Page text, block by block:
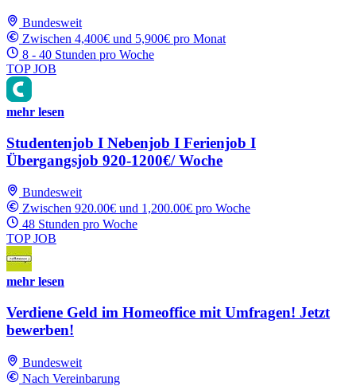
Bundesweit
Zwischen 4,400€ und 5,900€ pro Monat
8 - 40 Stunden pro Woche
TOP JOB
mehr lesen
Studentenjob I Nebenjob I Ferienjob I
Übergangsjob 920-1200€/ Woche
Bundesweit
Zwischen 920.00€ und 1,200.00€ pro Woche
48 Stunden pro Woche
TOP JOB
mehr lesen
Verdiene Geld im Homeoffice mit Umfragen! Jetzt
bewerben!
Bundesweit
Nach Vereinbarung